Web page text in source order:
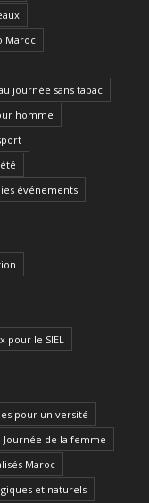
Maroc
journée sans tabac
homme
événements
pour le SIEL
pour université
Journée de la femme
Maroc
et naturels